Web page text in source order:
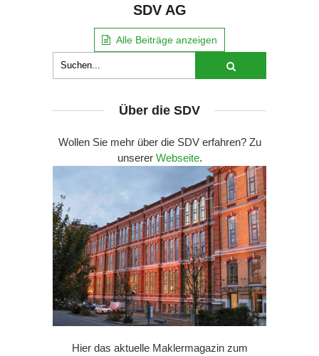
SDV AG
Alle Beiträge anzeigen
Über die SDV
Wollen Sie mehr über die SDV erfahren? Zu
unserer Webseite.
Hier das aktuelle Maklermagazin zum